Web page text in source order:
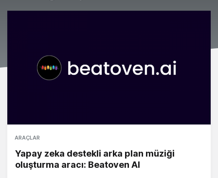
ARAÇLAR
Yapay zeka destekli arka plan müziği
oluşturma aracı: Beatoven AI